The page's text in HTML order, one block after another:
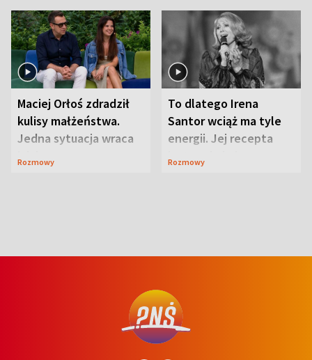
Maciej Orłoś zdradził
kulisy małżeństwa.
Jedna sytuacja wraca
jak bumerang
Rozmowy
To dlatego Irena
Santor wciąż ma tyle
energii. Jej recepta
jest zaskakująco
Rozmowy